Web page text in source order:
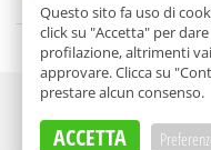
Questo sito fa uso di
click su "Accetta" per
profilazione, altrimenti
approvare. Clicca su
prestare alcun consenso.
ACCETTA